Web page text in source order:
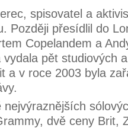
spisovatel a
Později přesídlil do
Copelandem a
vydala pět studiových
a v roce 2003 byla
dvě ceny Brit,